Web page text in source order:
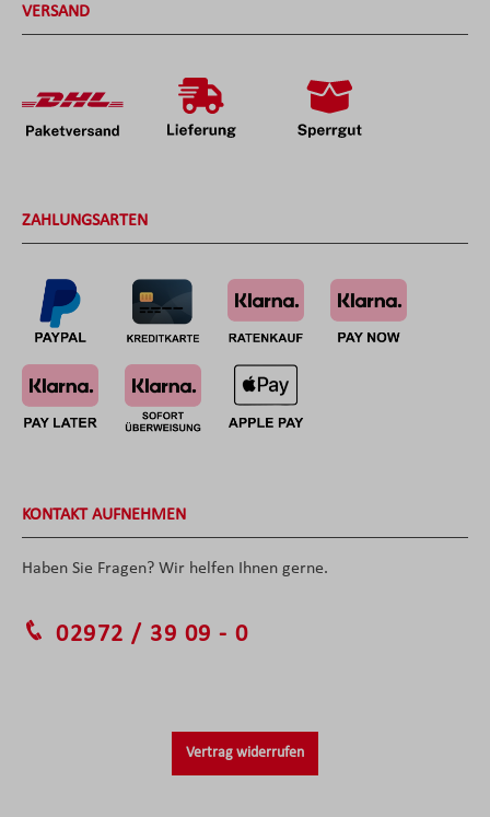
VERSAND
ZAHLUNGSARTEN
KONTAKT AUFNEHMEN
Haben Sie Fragen? Wir helfen Ihnen gerne.
02972 / 39 09 - 0
Vertrag widerrufen